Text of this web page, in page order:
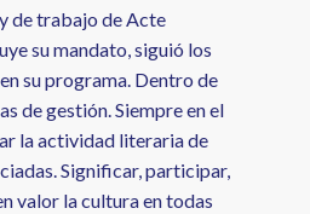
de trabajo de Acte
su mandato, siguió los
su programa. Dentro de
de gestión. Siempre en el
la actividad literaria de
Significar, participar,
valor la cultura en todas